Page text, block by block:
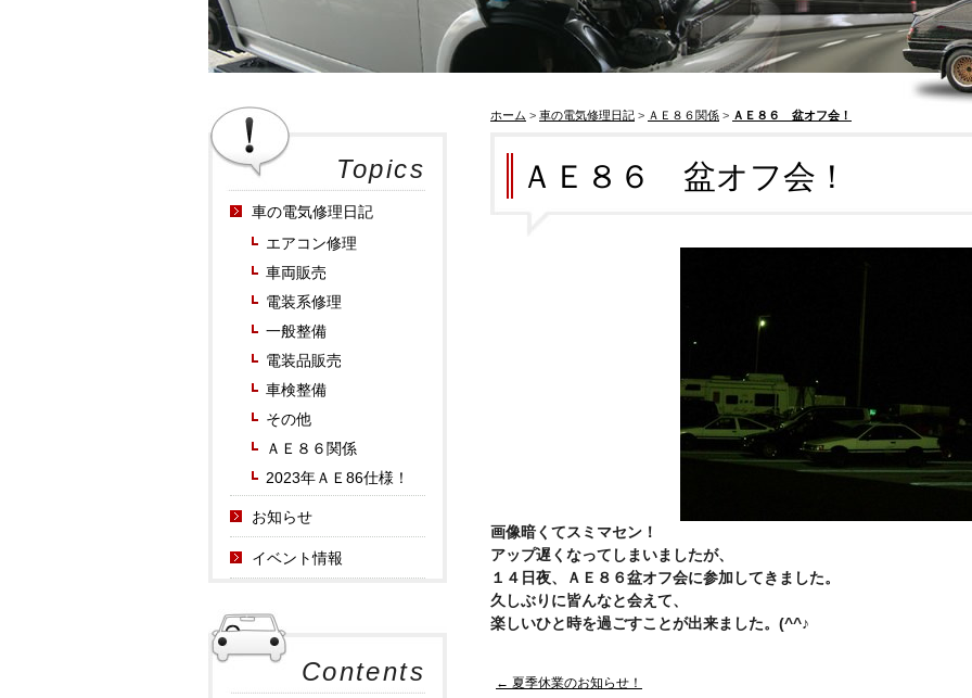
ホーム > 車の電気修理日記 > ＡＥ８６関係 > ＡＥ８６ 盆オフ会！
ＡＥ８６ 盆オフ会！
画像暗くてスミマセン！
アップ遅くなってしまいましたが、
１４日夜、ＡＥ８６盆オフ会に参加してきました。
久しぶりに皆んなと会えて、
楽しいひと時を過ごすことが出来ました。(^^♪
Post
← 夏季休業のお知らせ！
Topics
車の電気修理日記
エアコン修理
車両販売
電装系修理
一般整備
電装品販売
車検整備
その他
ＡＥ８６関係
2023年ＡＥ86仕様！
お知らせ
イベント情報
Contents